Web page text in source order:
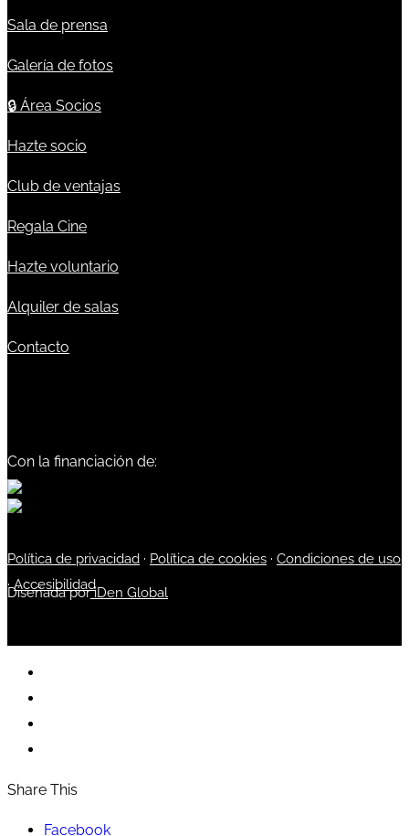
Sala de prensa
Galería de fotos
🔒 Área Socios
Hazte socio
Club de ventajas
Regala Cine
Hazte voluntario
Alquiler de salas
Contacto
Con la financiación de:
Política de privacidad · Política de cookies · Condiciones de uso
·Accesibilidad
Diseñada poriDen Global
Share This
Facebook